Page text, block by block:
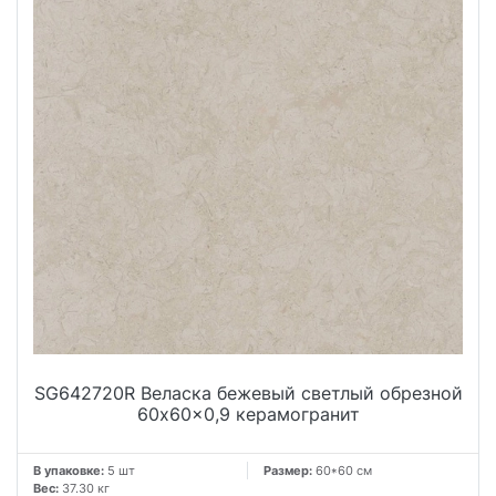
SG642720R Веласка бежевый светлый обрезной
60x60x0,9 керамогранит
В упаковке: 5 шт Размер: 60*60 см
Вес: 37.30 кг